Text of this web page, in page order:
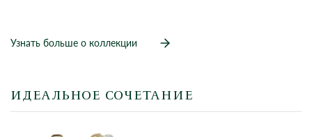
ИДЕАЛЬНОЕ СОЧЕТАНИЕ
Узнать больше о коллекции